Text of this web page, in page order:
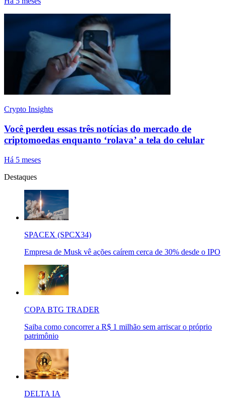
Crypto Insights
Você perdeu essas três notícias do mercado de
criptomoedas enquanto ‘rolava’ a tela do celular
Há 5 meses
Destaques
SPACEX (SPCX34)
Empresa de Musk vê ações caírem cerca de 30% desde o IPO
COPA BTG TRADER
Saiba como concorrer a R$ 1 milhão sem arriscar o próprio
patrimônio
DELTA IA